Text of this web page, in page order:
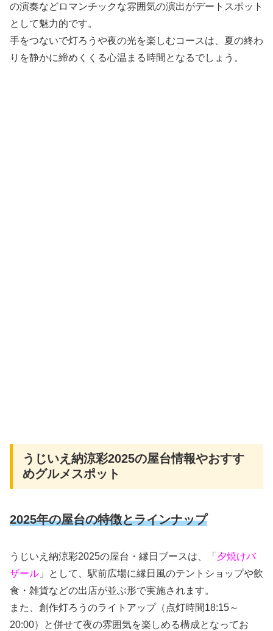
の演奏などロマンチックな雰囲気の演出がデートスポット
として魅力的です。
手をつないで灯ろうや夜の光を楽しむコースは、夏の終わ
りを静かに締めくくる心温まる時間となるでしょう。
うじいえ納涼彩2025の屋台情報やおすす
めグルメスポット
2025年の屋台の特徴とラインナップ
うじいえ納涼彩2025の屋台・縁日ブースは、「 夕焼けバ
ザール 」として、駅前広場に縁日風のテントショップや飲
食・雑貨などの出店が並ぶ形で実施されます。
また、創作灯ろうのライトアップ（点灯時間18:15～
20:00）と併せて夜の雰囲気を楽しめる構成となってお